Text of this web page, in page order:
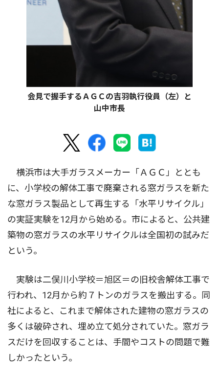
会見で握手するＡＧＣの吉羽執行役員（左）と
山中市長
横浜市は大手ガラスメーカー「ＡＧＣ」ととも
に、小学校の解体工事で廃棄される窓ガラスを新た
な窓ガラス製品として再生する「水平リサイクル」
の実証実験を12月から始める。市によると、公共建
築物の窓ガラスの水平リサイクルは全国初の試みだ
という。
実験は二俣川小学校＝旭区＝の旧校舎解体工事で
行われ、12月から約７トンのガラスを搬出する。同
社によると、これまで解体された建物の窓ガラスの
多くは破砕され、埋め立て処分されていた。窓ガラ
スだけを回収することは、手間やコストの問題で難
しかったという。